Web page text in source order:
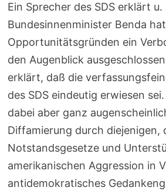
Ein Sprecher des SDS erklärt u.
Bundesinnenminister Benda
Opportunitätsgründen ein
den Augenblick
erklärt, daß die
des SDS eindeutig erwiesen
dabei aber ganz
Diffamierung durch diejenigen,
Notstandsgesetze und
amerikanischen Aggression in
antidemokratisches